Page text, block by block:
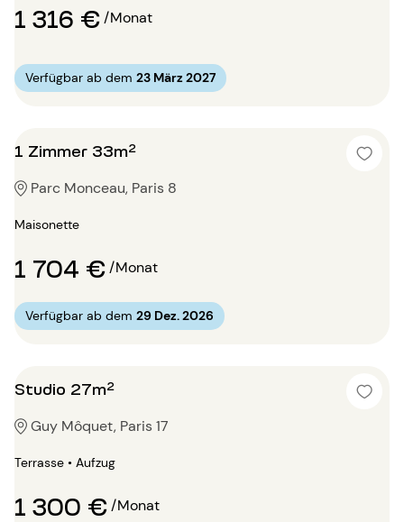
1 316 €/Monat
Verfügbar ab dem 23 März 2027
1 Zimmer 33m²
Parc Monceau, Paris 8
Maisonette
1 704 €/Monat
Verfügbar ab dem 29 Dez. 2026
Studio 27m²
Guy Môquet, Paris 17
Terrasse • Aufzug
1 300 €/Monat